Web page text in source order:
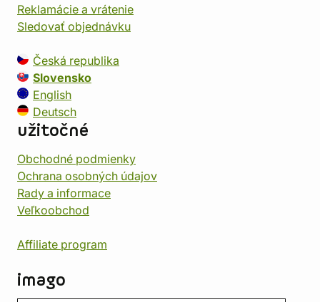
Reklamácie a vrátenie
Sledovať objednávku
Česká republika
Slovensko
English
Deutsch
užitočné
Obchodné podmienky
Ochrana osobných údajov
Rady a informace
Veľkoobchod
Affiliate program
imago